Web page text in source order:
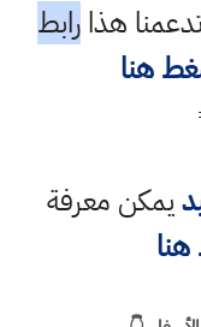
هذارابط
هنا
يمكن معرفة